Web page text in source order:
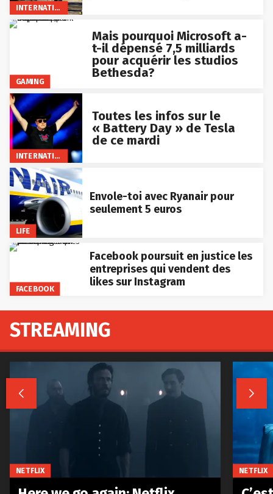
INTERNATIONAL
GAMING
Mais pourquoi Microsoft a-
t-il dépensé 7,5 milliards
pour acquérir les studios
Bethesda?
INTERNATIONAL
Toutes les infos sur le
« Battery Day » de Tesla
de ce mardi
LIFE
Envole-toi avec Ryanair pour
seulement 5 euros
FACEBOOK
Facebook poursuit en justice les
entreprises qui vendent des
likes sur Instagram
STREAMING
 
NETFLIX NETFLIX